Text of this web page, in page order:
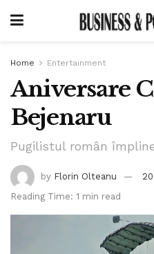
Home Entertainment
Aniversare
Bejenaru
Pugilistul român
by Florin Olteanu
Reading Time: 1 min read